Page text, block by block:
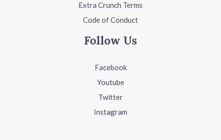
Extra Crunch Terms
Code of Conduct
Follow Us
Facebook
Youtube
Twitter
Instagram